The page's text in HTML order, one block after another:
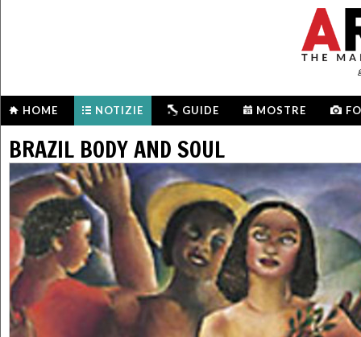
HOME NOTIZIE GUIDE MOSTRE
BRAZIL BODY AND SOUL